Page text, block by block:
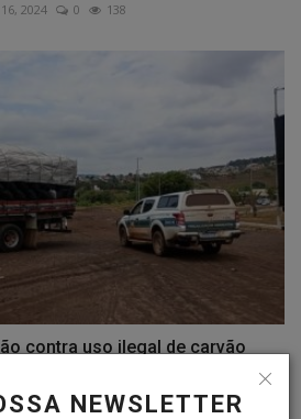
NEWSLETTER
2024 0 138
contra uso ilegal de carvão